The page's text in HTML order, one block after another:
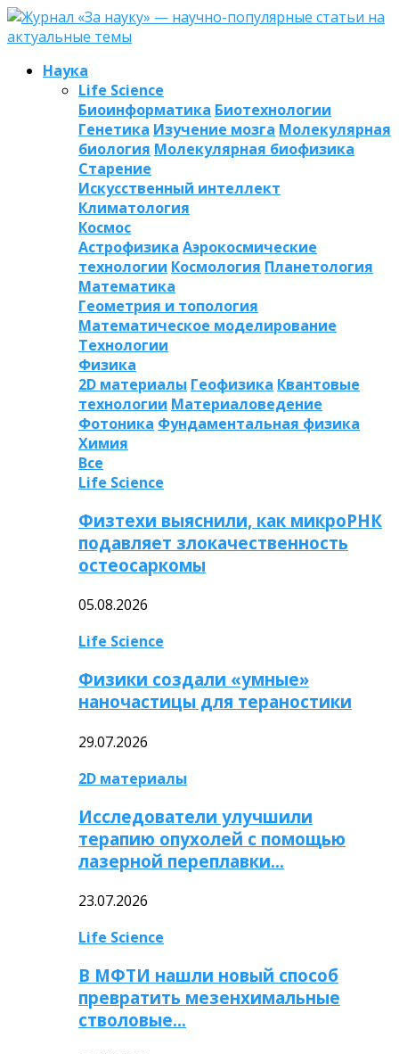
Наука
Life Science
Биоинформатика Биотехнологии
Генетика Изучение мозга Молекулярная
биология Молекулярная биофизика
Старение
Искусственный интеллект
Климатология
Космос
Астрофизика Аэрокосмические
технологии Космология Планетология
Математика
Геометрия и топология
Математическое моделирование
Технологии
Физика
2D материалы Геофизика Квантовые
технологии Материаловедение
Фотоника Фундаментальная физика
Химия
Все
Life Science
Физтехи выяснили, как микроРНК
подавляет злокачественность
остеосаркомы
05.08.2026
Life Science
Физики создали «умные»
наночастицы для тераностики
29.07.2026
2D материалы
Исследователи улучшили
терапию опухолей с помощью
лазерной переплавки…
23.07.2026
Life Science
В МФТИ нашли новый способ
превратить мезенхимальные
стволовые…